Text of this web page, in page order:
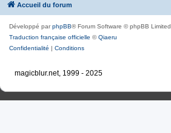
Accueil du forum
Développé parphpBB® Forum Software © phpBB Limited
Traduction française officielle ©Qiaeru
Confidentialité | Conditions
magicblur.net, 1999 - 2025